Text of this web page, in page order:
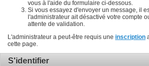
vous à l'aide du formulaire ci-dessous.
Si vous essayez d'envoyer un message, il
l'administrateur ait désactivé votre compte
attente de validation.
L'administrateur a peut-être requis une inscription
cette page.
S'identifier